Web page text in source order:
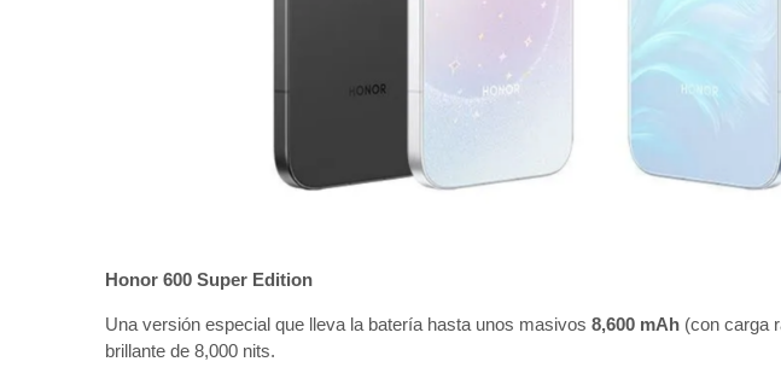
Honor 600 Super Edition
Una versión especial que lleva la batería hasta unos masivos 8,600 mAh (con carga
brillante de 8,000 nits.